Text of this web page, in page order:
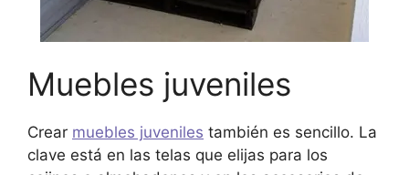
Muebles juveniles
Crear muebles juveniles también es sencillo. La
clave está en las telas que elijas para los